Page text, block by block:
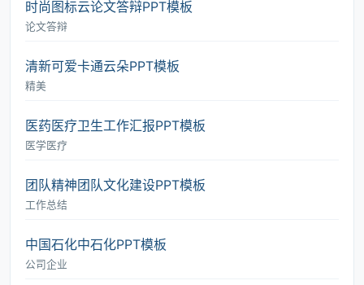
时尚图标云论文答辩PPT模板
论文答辩
清新可爱卡通云朵PPT模板
精美
医药医疗卫生工作汇报PPT模板
医学医疗
团队精神团队文化建设PPT模板
工作总结
中国石化中石化PPT模板
公司企业